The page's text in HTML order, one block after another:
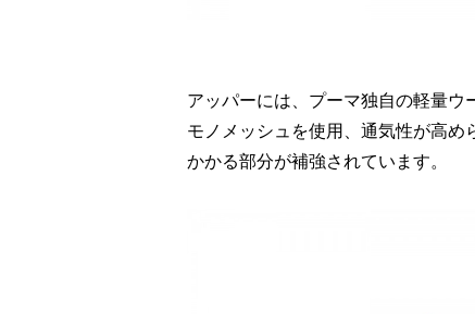
アッパーには、プーマ独自の軽量ウ
モノメッシュを使用、通気性が高め
かかる部分が補強されています。